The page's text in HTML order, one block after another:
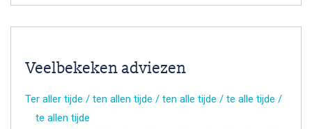
Veelbekeken adviezen
Ter aller tijde / ten allen tijde / ten alle tijde / te alle tijde /
te allen tijde